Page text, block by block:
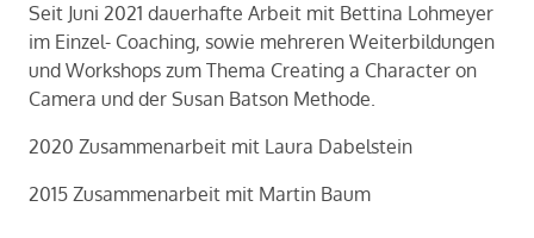
Seit Juni 2021 dau­er­haf­te Ar­beit mit Bet­ti­na Loh­mey­er
im Einzel-​ Coa­ching, sowie meh­re­ren Wei­ter­bil­dun­gen
und Work­shops zum Thema Crea­ting a Cha­rac­ter on
Ca­me­ra und der Susan Bat­son Me­tho­de.
2020 Zu­sam­men­ar­beit mit Laura Da­bel­stein
2015 Zu­sam­men­ar­beit mit Mar­tin Baum